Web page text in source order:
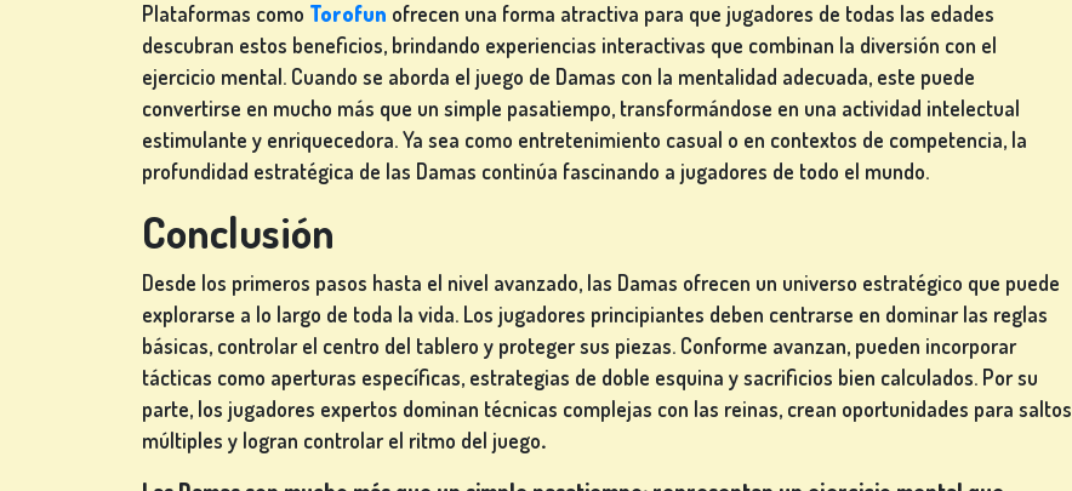
Plataformas como Torofun ofrecen una forma atractiva para que jugadores de todas las edades
descubran estos beneficios, brindando experiencias interactivas que combinan la diversión con el
ejercicio mental. Cuando se aborda el juego de Damas con la mentalidad adecuada, este puede
convertirse en mucho más que un simple pasatiempo, transformándose en una actividad intelectual
estimulante y enriquecedora. Ya sea como entretenimiento casual o en contextos de competencia, la
profundidad estratégica de las Damas continúa fascinando a jugadores de todo el mundo.
Conclusión
Desde los primeros pasos hasta el nivel avanzado, las Damas ofrecen un universo estratégico que puede
explorarse a lo largo de toda la vida. Los jugadores principiantes deben centrarse en dominar las reglas
básicas, controlar el centro del tablero y proteger sus piezas. Conforme avanzan, pueden incorporar
tácticas como aperturas específicas, estrategias de doble esquina y sacrificios bien calculados. Por su
parte, los jugadores expertos dominan técnicas complejas con las reinas, crean oportunidades para saltos
múltiples y logran controlar el ritmo del juego.